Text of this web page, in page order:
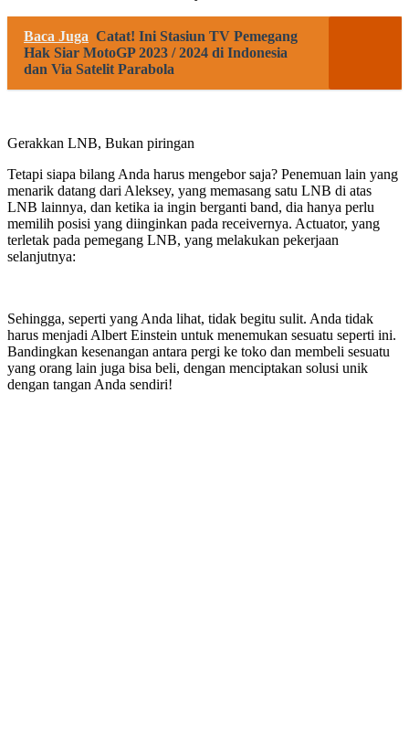
Baca Juga Catat! Ini Stasiun TV Pemegang
Hak Siar MotoGP 2023 / 2024 di Indonesia
dan Via Satelit Parabola
Gerakkan LNB, Bukan piringan
Tetapi siapa bilang Anda harus mengebor saja? Penemuan lain yang
menarik datang dari Aleksey, yang memasang satu LNB di atas
LNB lainnya, dan ketika ia ingin berganti band, dia hanya perlu
memilih posisi yang diinginkan pada receivernya. Actuator, yang
terletak pada pemegang LNB, yang melakukan pekerjaan
selanjutnya:
Sehingga, seperti yang Anda lihat, tidak begitu sulit. Anda tidak
harus menjadi Albert Einstein untuk menemukan sesuatu seperti ini.
Bandingkan kesenangan antara pergi ke toko dan membeli sesuatu
yang orang lain juga bisa beli, dengan menciptakan solusi unik
dengan tangan Anda sendiri!